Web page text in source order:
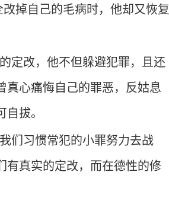
掉自己的毛病时，他却又恢复
定改，他不但躲避犯罪，且还
真心痛悔自己的罪恶，反姑息
拔。
们习惯常犯的小罪努力去战
有真实的定改，而在德性的修